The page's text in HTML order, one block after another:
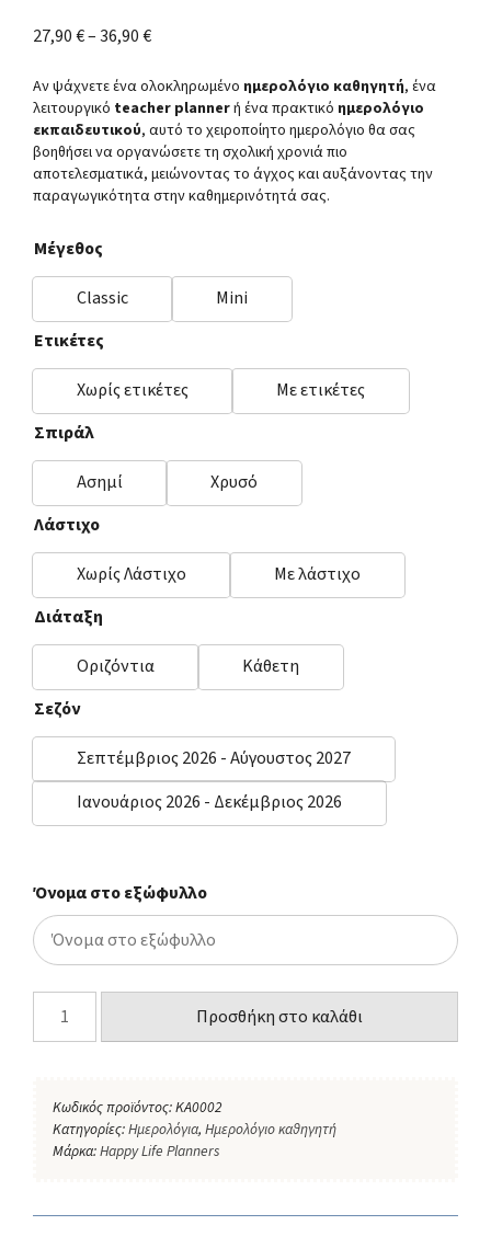
27,90€–36,90€
Αν ψάχνετε ένα ολοκληρωμένο ημερολόγιο καθηγητή, ένα
λειτουργικό teacher plannerή ένα πρακτικό ημερολόγιο
εκπαιδευτικού, αυτό το χειροποίητο ημερολόγιο θα σας
βοηθήσει να οργανώσετε τη σχολική χρονιά πιο
αποτελεσματικά, μειώνοντας το άγχος και αυξάνοντας την
παραγωγικότητα στην καθημερινότητά σας.
Μέγεθος
Classic
Mini
Ετικέτες
Χωρίς ετικέτες
Με ετικέτες
Σπιράλ
Ασημί
Χρυσό
Λάστιχο
Χωρίς Λάστιχο
Με λάστιχο
Διάταξη
Οριζόντια
Κάθετη
Σεζόν
Σεπτέμβριος 2026 - Αύγουστος 2027
Ιανουάριος 2026 - Δεκέμβριος 2026
Όνομα στο εξώφυλλο
Προσθήκη στο καλάθι
Κωδικός προϊόντος:KA0002
Κατηγορίες:Ημερολόγια, Ημερολόγιο καθηγητή
Μάρκα:Happy Life Planners